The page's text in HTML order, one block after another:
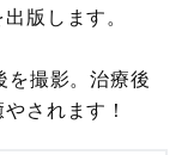
版します。
を撮影。治療後
されます！